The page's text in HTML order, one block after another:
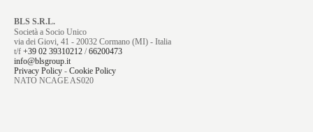
BLS S.R.L.
Società a Socio Unico
via dei Giovi, 41 - 20032 Cormano (MI) - Italia
t/f +39 02 39310212 /66200473
info@blsgroup.it
Privacy Policy - Cookie Policy
NATO NCAGE AS020